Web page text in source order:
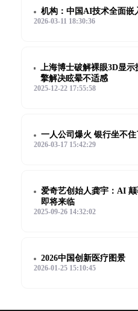
机构：中国AI技术全面嵌
2026-03-11 18:30:36
上海博士破解裸眼3D显示
擎解决眩晕不适感
2025-12-22 17:55:58
一人公司爆火 银行坐不住
2026-03-17 15:42:29
爱奇艺创始人龚宇：AI
即将来临
2025-09-26 14:32:02
2026中国创新医疗图景
2026-01-25 15:10:45